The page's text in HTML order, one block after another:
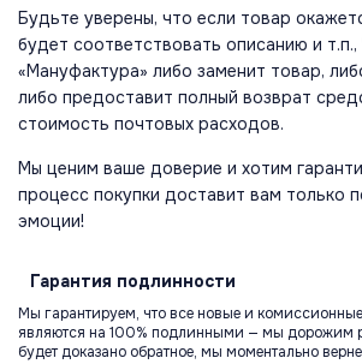
Будьте уверены, что если товар
будет соответствовать описанию и
«Мануфактура» либо заменит товар,
либо предоставит полный возврат
стоимость почтовых расходов.
Мы ценим ваше доверие и хотим
процесс покупки доставит вам только
эмоции!
Гарантия подлинности
Мы гарантируем, что все новые и
являются на 100% подлинными — мы дорожим
будет доказано обратное, мы моментально